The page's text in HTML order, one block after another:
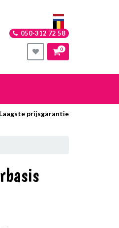
050-312 72 58
0
Laagste prijsgarantie